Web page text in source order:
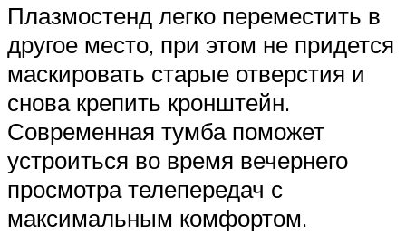
Плазмостенд легко переместить в
другое место, при этом не придется
маскировать старые отверстия и
снова крепить кронштейн.
Современная тумба поможет
устроиться во время вечернего
просмотра телепередач с
максимальным комфортом.